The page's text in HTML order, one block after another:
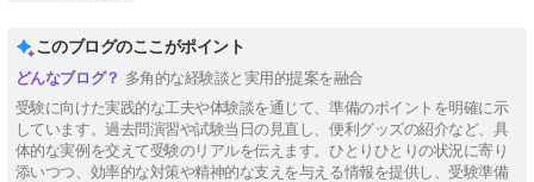
このブログのここがポイント
多角的な経験談と実用的提案を融合
受験に向けた実践的な工夫や体験談を通じて、準備のポイントを明確に示
しています。過去問演習や試験当日の見直し、便利グッズの紹介など、具
体的な実例を交えて受験のリアルを伝えます。ひとりひとりの状況に寄り
添いつつ、効率的な対策や精神的な支えを与える情報を提供し、受験準備